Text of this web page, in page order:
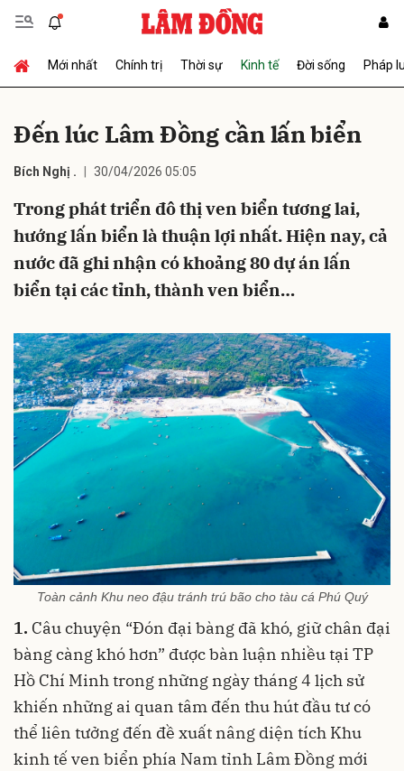
Mới nhất Chính trị Thời sự Kinh tế Đời sống Pháp
Ðến lúc Lâm Ðồng cần lấn biển
Bích Nghị . 30/04/2026 05:05
Trong phát triển đô thị ven biển tương lai,
hướng lấn biển là thuận lợi nhất. Hiện nay, cả
nước đã ghi nhận có khoảng 80 dự án lấn
biển tại các tỉnh, thành ven biển…
Toàn cảnh Khu neo đậu tránh trú bão cho tàu cá Phú Quý
1. Câu chuyện “Đón đại bàng đã khó, giữ chân đại
bàng càng khó hơn” được bàn luận nhiều tại TP
Hồ Chí Minh trong những ngày tháng 4 lịch sử
khiến những ai quan tâm đến thu hút đầu tư có
thể liên tưởng đến đề xuất nâng diện tích Khu
kinh tế ven biển phía Nam tỉnh Lâm Đồng mới
Gửi bình luận
Hủy Gửi